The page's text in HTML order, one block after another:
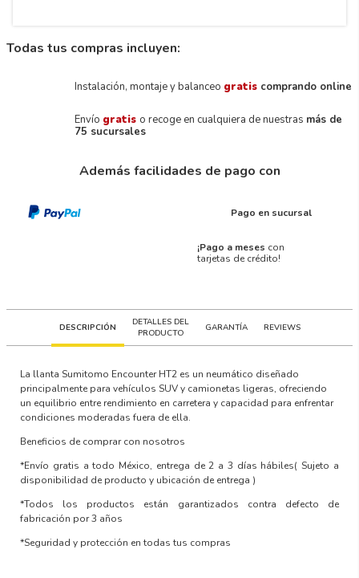
Todas tus compras incluyen:
Instalación, montaje y balanceo gratis comprando online
Envío gratis o recoge en cualquiera de nuestras más de
75 sucursales
Además facilidades de pago con
Pago en sucursal
¡Pago a meses con
tarjetas de crédito!
DESCRIPCIÓN
DETALLES DEL
PRODUCTO
GARANTÍA REVIEWS
La llanta Sumitomo Encounter HT2 es un neumático diseñado
principalmente para vehículos SUV y camionetas ligeras, ofreciendo
un equilibrio entre rendimiento en carretera y capacidad para enfrentar
condiciones moderadas fuera de ella.
Beneficios de comprar con nosotros
*Envío gratis a todo México, entrega de 2 a 3 días hábiles( Sujeto a
disponibilidad de producto y ubicación de entrega )
*Todos los productos están garantizados contra defecto de
fabricación por 3 años
*Seguridad y protección en todas tus compras